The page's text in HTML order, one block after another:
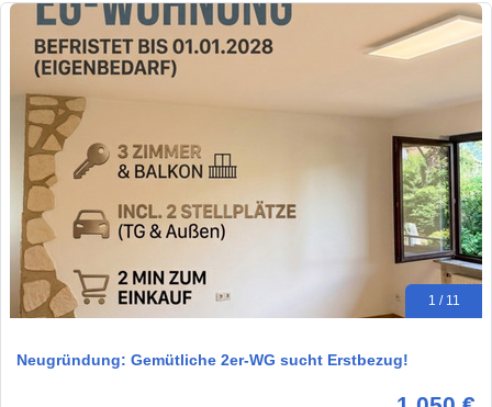
1 / 11
Neugründung: Gemütliche 2er-WG sucht Erstbezug!